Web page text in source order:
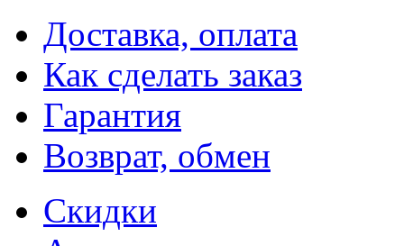
Доставка, оплата
Как сделать заказ
Гарантия
Возврат, обмен
Скидки